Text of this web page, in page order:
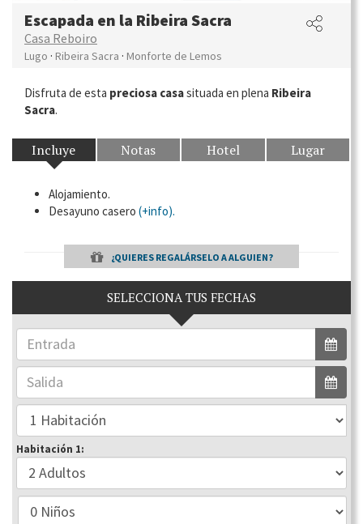
Escapada en la Ribeira Sacra
Casa Reboiro
Lugo · Ribeira Sacra · Monforte de Lemos
Disfruta de esta preciosa casasituada en plena Ribeira
Sacra.
Incluye Notas Hotel Lugar
Alojamiento.
Desayuno casero (+info).
¿QUIERES REGALÁRSELO A ALGUIEN?
SELECCIONA TUS FECHAS
Habitación 1: